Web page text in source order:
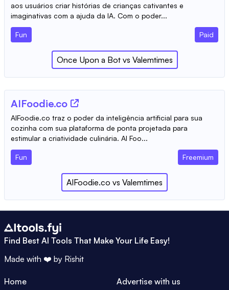
aos usuários criar histórias de crianças cativantes e
imaginativas com a ajuda da IA. Com o poder...
Fun Paid
Once Upon a Botvs Valemtimes
AIFoodie.co
AIFoodie.co traz o poder da inteligência artificial para sua
cozinha com sua plataforma de ponta projetada para
estimular a criatividade culinária. AI Foo...
Fun Freemium
AIFoodie.co vs Valemtimes
Find Best AI Tools That Make Your Life Easy!
Made with ❤️ by Rishit
Home Advertise with us